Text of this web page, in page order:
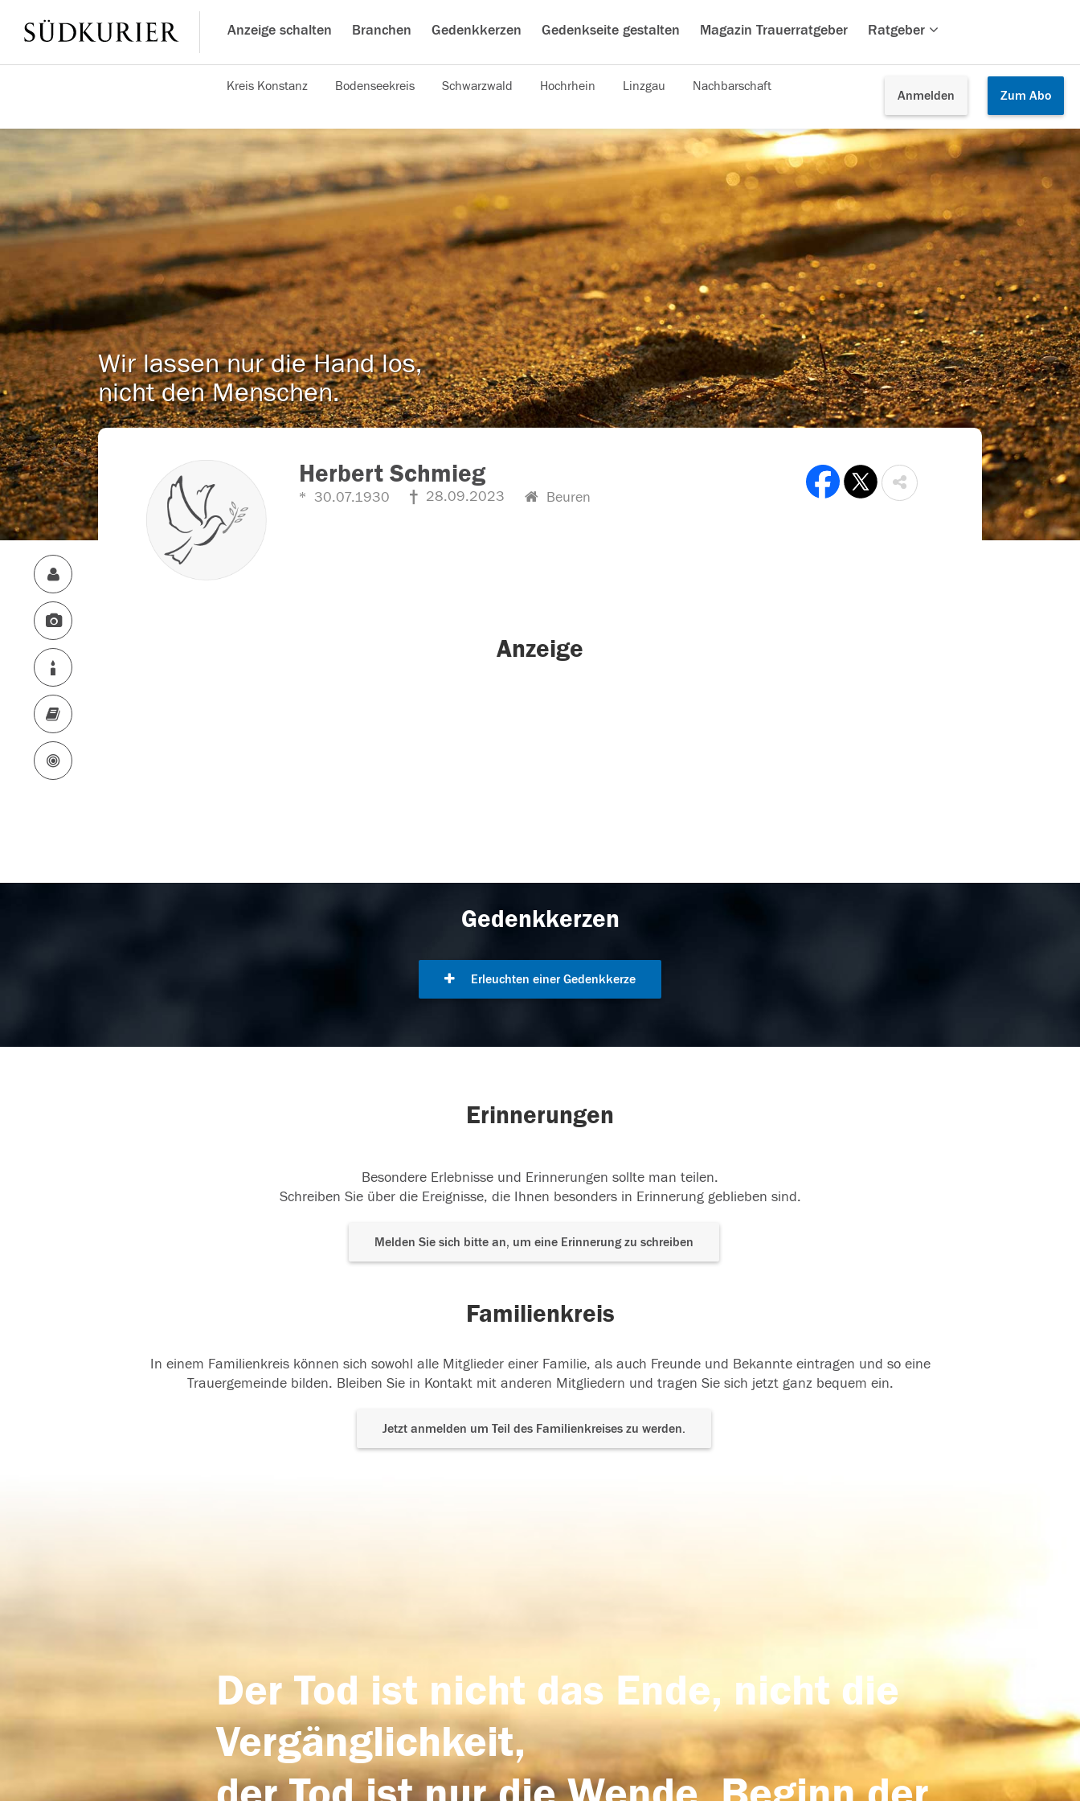
Anzeige schalten Branchen Gedenkkerzen Gedenkseite gestalten Magazin Trauerratgeber Ratgeber
Anmelden Zum Abo
Kreis Konstanz Bodenseekreis Schwarzwald Hochrhein Linzgau Nachbarschaft
Wir lassen nur die Hand los,
nicht den Menschen.
Herbert Schmieg
30.07.1930 28.09.2023 Beuren
Anzeige
Gedenkkerzen
Erleuchten einer Gedenkkerze
Erinnerungen
Besondere Erlebnisse und Erinnerungen sollte man teilen.
Schreiben Sie über die Ereignisse, die Ihnen besonders in Erinnerung geblieben sind.
Melden Sie sich bitte an, um eine Erinnerung zu schreiben
Familienkreis
In einem Familienkreis können sich sowohl alle Mitglieder einer Familie, als auch Freunde und Bekannte eintragen und so eine
Trauergemeinde bilden. Bleiben Sie in Kontakt mit anderen Mitgliedern und tragen Sie sich jetzt ganz bequem ein.
Jetzt anmelden um Teil des Familienkreises zu werden.
Der Tod ist nicht das Ende, nicht die
Vergänglichkeit,